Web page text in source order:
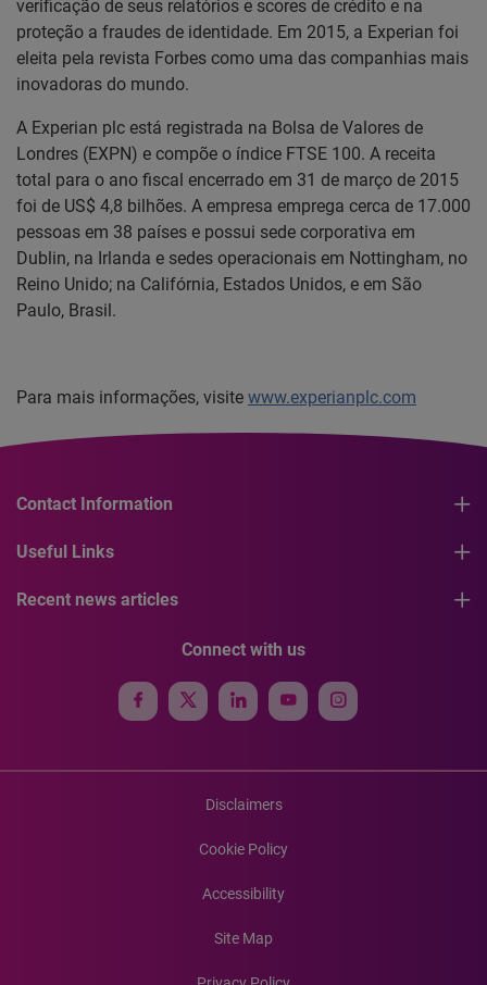
verificação de seus relatórios e scores de crédito e na
proteção a fraudes de identidade. Em 2015, a Experian foi
eleita pela revista Forbes como uma das companhias mais
inovadoras do mundo.
A Experian plc está registrada na Bolsa de Valores de
Londres (EXPN) e compõe o índice FTSE 100. A receita
total para o ano fiscal encerrado em 31 de março de 2015
foi de US$ 4,8 bilhões. A empresa emprega cerca de 17.000
pessoas em 38 países e possui sede corporativa em
Dublin, na Irlanda e sedes operacionais em Nottingham, no
Reino Unido; na Califórnia, Estados Unidos, e em São
Paulo, Brasil.
Para mais informações, visite www.experianplc.com
Contact Information
Useful Links
Recent news articles
Connect with us
Disclaimers
Cookie Policy
Accessibility
Site Map